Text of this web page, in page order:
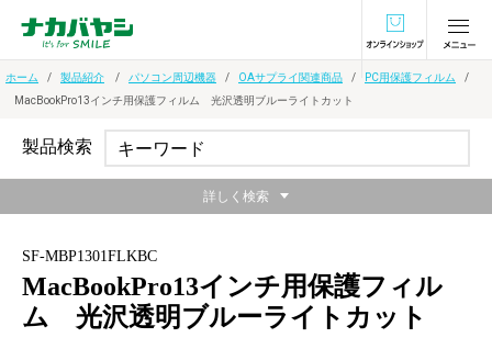
オンラインショ
ホーム 製品紹介 パソコン周辺機器 OAサプライ関連商品
PC用保護フィルム
MacBookPro13インチ用保護フィルム 光沢透明ブルーライトカット
SF-MBP1301FLKBC
MacBookPro13インチ用保護フィル
ム 光沢透明ブルーライトカット
製品検索
詳しく検索